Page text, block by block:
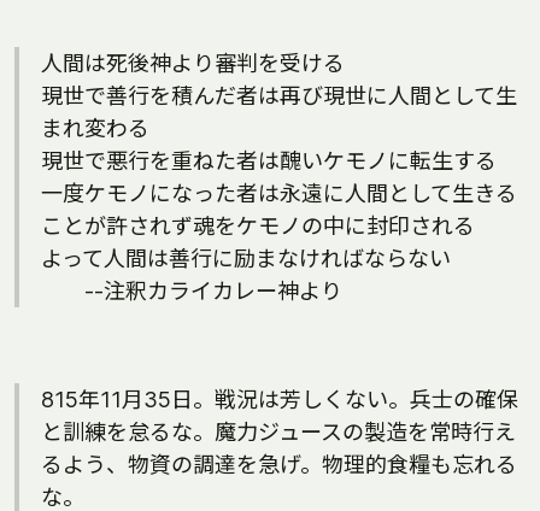
人間は死後神より審判を受ける
現世で善行を積んだ者は再び現世に人間として生
まれ変わる
現世で悪行を重ねた者は醜いケモノに転生する
一度ケモノになった者は永遠に人間として生きる
ことが許されず魂をケモノの中に封印される
よって人間は善行に励まなければならない
--注釈カライカレー神より
815年11月35日。戦況は芳しくない。兵士の確保
と訓練を怠るな。魔力ジュースの製造を常時行え
るよう、物資の調達を急げ。物理的食糧も忘れる
な。